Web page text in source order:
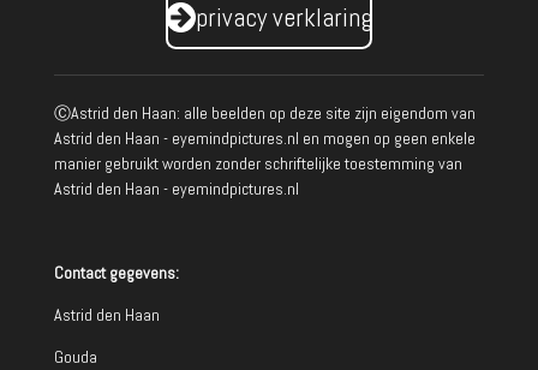
privacy verklaring
ⒸAstrid den Haan: alle beelden op deze site zijn eigendom van
Astrid den Haan - eyemindpictures.nl en mogen op geen enkele
manier gebruikt worden zonder schriftelijke toestemming van
Astrid den Haan - eyemindpictures.nl
Contact gegevens:
Astrid den Haan
Gouda